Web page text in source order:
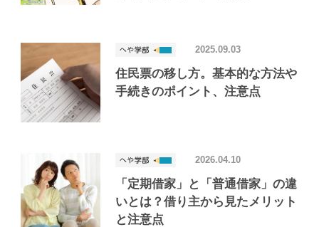
住民票の移し方。基本的な方法や
手続きのポイント、注意点
2025.09.03
「定期借家」と「普通借家」の違
いとは？借り主から見たメリット
と注意点
2026.04.10